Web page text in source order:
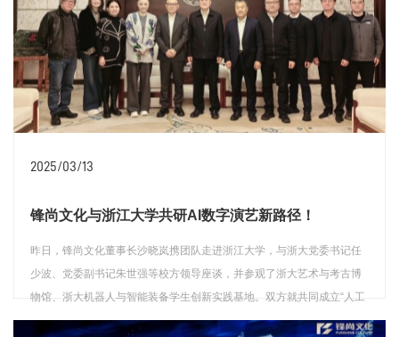
2025/03/13
锋尚文化与浙江大学共研AI数字演艺新路径！
昨日，锋尚文化董事长沙晓岚携团队走进浙江大学，与浙大党委书记任
少波、党委副书记朱世强等校方领导座谈，并参观了浙大艺术与考古博
物馆、浙大机器人与智能装备学生创新实践基地。双方就共同成立“人工
智能和数字演艺研究中心”展开探讨。